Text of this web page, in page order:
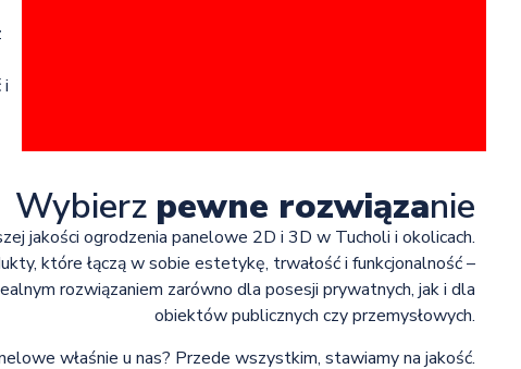
i
Wybierz pewne rozwiązanie
jakości ogrodzenia panelowe 2D i 3D w Tucholi i okolicach.
które łączą w sobie estetykę, trwałość i funkcjonalność –
rozwiązaniem zarówno dla posesji prywatnych, jak i dla
obiektów publicznych czy przemysłowych.
właśnie u nas? Przede wszystkim, stawiamy na jakość.